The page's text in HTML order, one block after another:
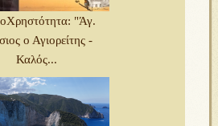
"Άγ.
ο Αγιορείτης -
Καλός...